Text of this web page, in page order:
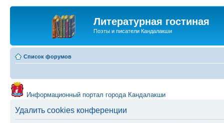
Литературная гостиная
Поэты и писатели Кандалакши
Список форумов
Информационный портал города Кандалакши
Удалить cookies конференции